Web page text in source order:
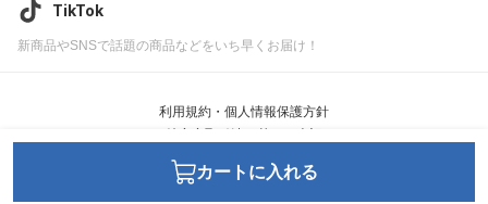
カートに入れる
TikTok
新商品やSNSで話題の商品などをいち早くお届け！
利用規約・個人情報保護方針
JWell ©leafworks, Inc.